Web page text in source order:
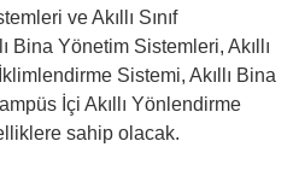
ve Akıllı Sınıf
Bina Yönetim Sistemleri, Akıllı
Sistemi, Akıllı Bina
İçi Akıllı Yönlendirme
sahip olacak.